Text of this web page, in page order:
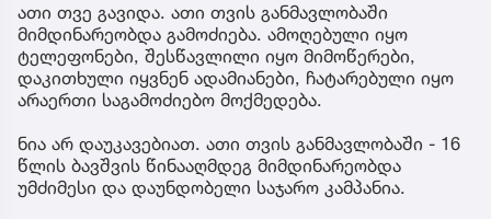
ათი თვე გავიდა. ათი თვის განმავლობაში
მიმდინარეობდა გამოძიება. ამოღებული იყო
ტელეფონები, შესწავლილი იყო მიმოწერები,
დაკითხული იყვნენ ადამიანები, ჩატარებული იყო
არაერთი საგამოძიებო მოქმედება.
ნია არ დაუკავებიათ. ათი თვის განმავლობაში - 16
წლის ბავშვის წინააღმდეგ მიმდინარეობდა
უმძიმესი და დაუნდობელი საჯარო კამპანია.